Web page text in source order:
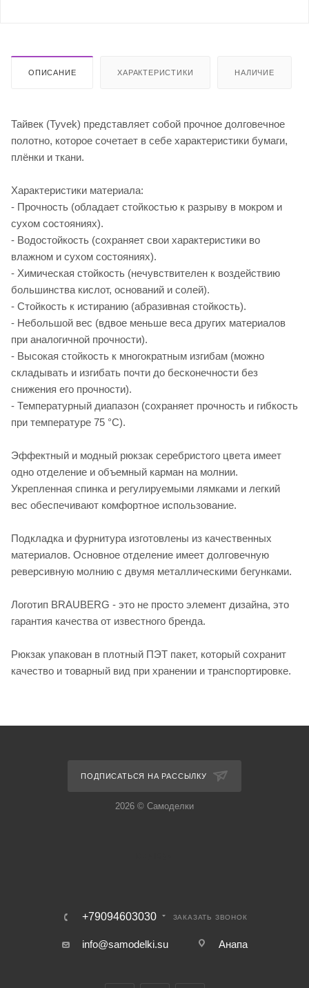
ОПИСАНИЕ ХАРАКТЕРИСТИКИ НАЛИЧИЕ
Тайвек (Tyvek) представляет собой прочное долговечное
полотно, которое сочетает в себе характеристики бумаги,
плёнки и ткани.
Характеристики материала:
- Прочность (обладает стойкостью к разрыву в мокром и
сухом состояниях).
- Водостойкость (сохраняет свои характеристики во
влажном и сухом состояниях).
- Химическая стойкость (нечувствителен к воздействию
большинства кислот, оснований и солей).
- Стойкость к истиранию (абразивная стойкость).
- Небольшой вес (вдвое меньше веса других материалов
при аналогичной прочности).
- Высокая стойкость к многократным изгибам (можно
складывать и изгибать почти до бесконечности без
снижения его прочности).
- Температурный диапазон (сохраняет прочность и гибкость
при температуре 75 °C).
Эффектный и модный рюкзак серебристого цвета имеет
одно отделение и объемный карман на молнии.
Укрепленная спинка и регулируемыми лямками и легкий
вес обеспечивают комфортное использование.
Подкладка и фурнитура изготовлены из качественных
материалов. Основное отделение имеет долговечную
реверсивную молнию с двумя металлическими бегунками.
Логотип BRAUBERG - это не просто элемент дизайна, это
гарантия качества от известного бренда.
Рюкзак упакован в плотный ПЭТ пакет, который сохранит
качество и товарный вид при хранении и транспортировке.
ПОДПИСАТЬСЯ НА РАССЫЛКУ
2026 © Самоделки
+79094603030 ЗАКАЗАТЬ ЗВОНОК
info@samodelki.su Анапа